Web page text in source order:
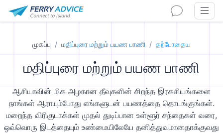
முகப்பு மதிப்புரை மற்றும் பயண பாணி தற்போதைய
மதிப்புரை மற்றும் பயண பாணி
ஆசியாவின் மிக அழகான தீவுகளின் சிறந்த இரகசியங்களை
நாங்கள் ஆராயும்போது எங்களுடன் பயணத்தை தொடங்குங்கள்.
மறைந்த விரிகுடாக்கள் முதல் துடிப்பான உள்ளூர் சந்தைகள் வரை,
ஒவ்வொரு இடத்தையும் உண்மையிலேயே தனித்துவமானதாக்குவது